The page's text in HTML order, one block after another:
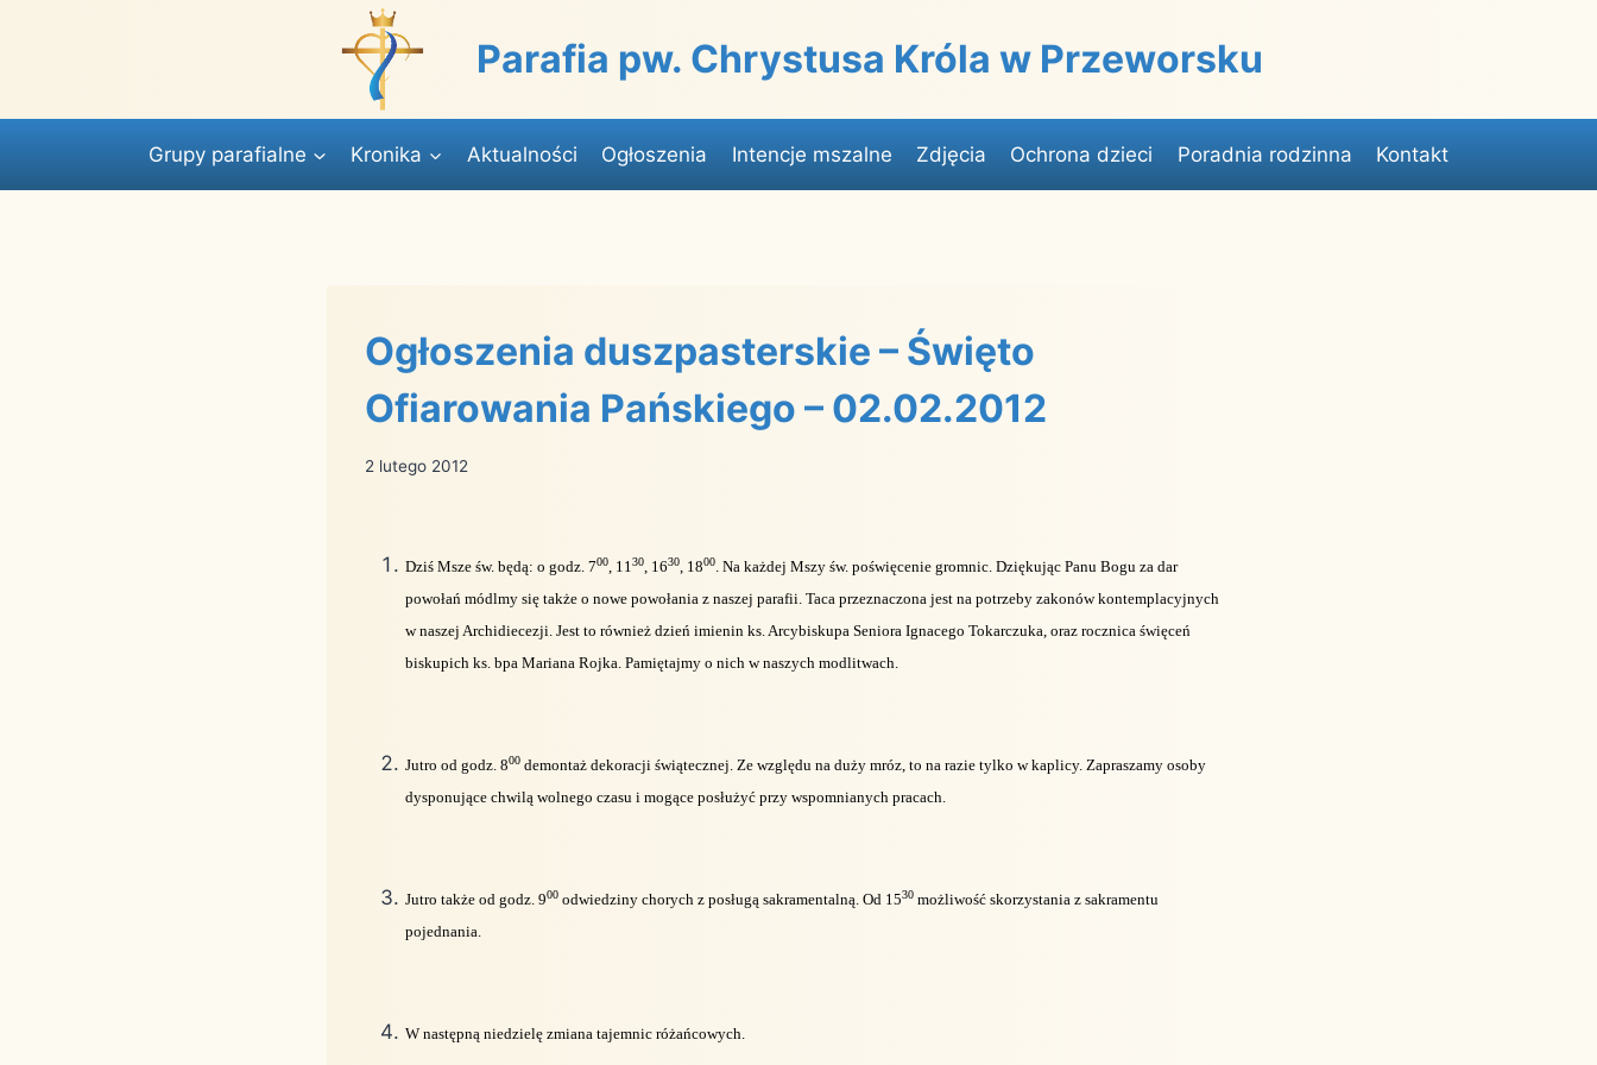
Parafia pw. Chrystusa Króla w Przeworsku
Grupy parafialne Kronika Aktualności Ogłoszenia Intencje mszalne Zdjęcia Ochrona dzieci Poradnia rodzinna Kontakt
Ogłoszenia duszpasterskie – Święto
Ofiarowania Pańskiego – 02.02.2012
2 lutego 2012
Dziś Msze św. będą: o godz. 700 , 11 30 , 1630 , 1800 . Na każdej Mszy św. poświęcenie gromnic. Dziękując Panu Bogu za dar
powołań módlmy się także o nowe powołania z naszej parafii. Taca przeznaczona jest na potrzeby zakonów kontemplacyjnych
w naszej Archidiecezji. Jest to również dzień imienin ks. Arcybiskupa Seniora Ignacego Tokarczuka, oraz rocznica święceń
biskupich ks. bpa Mariana Rojka. Pamiętajmy o nich w naszych modlitwach.
Jutro od godz. 800 demontaż dekoracji świątecznej. Ze względu na duży mróz, to na razie tylko w kaplicy. Zapraszamy osoby
dysponujące chwilą wolnego czasu i mogące posłużyć przy wspomnianych pracach.
Jutro także od godz. 900 odwiedziny chorych z posługą sakramentalną. Od 1530 możliwość skorzystania z sakramentu
pojednania.
W następną niedzielę zmiana tajemnic różańcowych.